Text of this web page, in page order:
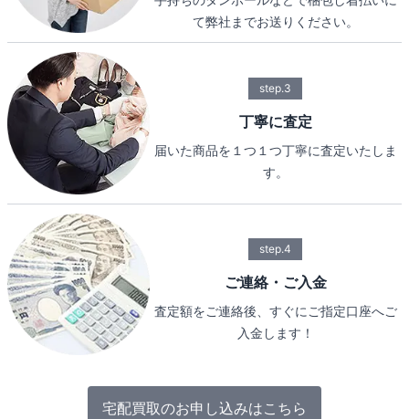
て弊社までお送りください。
step.3
丁寧に査定
届いた商品を１つ１つ丁寧に査定いたしま
す。
step.4
ご連絡・ご入金
査定額をご連絡後、すぐにご指定口座へご
入金します！
宅配買取のお申し込みはこちら